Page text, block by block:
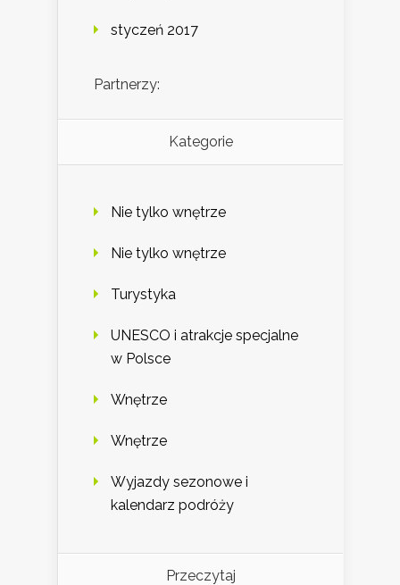
styczeń 2017
Partnerzy:
Kategorie
Nie tylko wnętrze
Nie tylko wnętrze
Turystyka
UNESCO i atrakcje specjalne
w Polsce
Wnętrze
Wnętrze
Wyjazdy sezonowe i
kalendarz podróży
Przeczytaj